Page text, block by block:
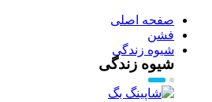
صفحه اصلی
فشن
شیوه زندگی
شیوه زندگی